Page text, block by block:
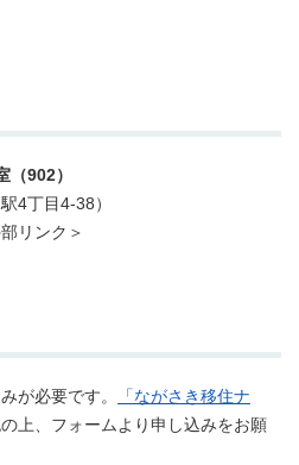
902）
4丁目4-38）
リンク＞
が必要です。
「ながさき移住ナ
上、フォームより申し込みをお願